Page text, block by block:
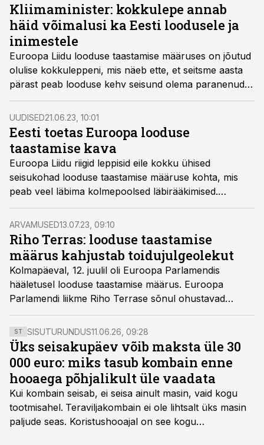
Kliimaminister: kokkulepe annab
häid võimalusi ka Eesti loodusele ja
inimestele
Euroopa Liidu looduse taastamise määruses on jõutud
olulise kokkuleppeni, mis näeb ette, et seitsme aasta
pärast peab looduse kehv seisund olema paranenud
20% EL maismaast ja 20% merest. Määruse
jõustumisel saavad loodust taastavad toimetamised
hoogu juurde üle Euroopa ning Eesti saab jagada oma
kogemusi muuhulgas soode, pärandniitude ja jõgede
voolusängide taastamisel ning kalade kudealade ja
rändeteede seisundi parandamisel.
UUDISED21.06.23, 10:01
Eesti toetas Euroopa looduse
taastamise kava
Euroopa Liidu riigid leppisid eile kokku ühised
seisukohad looduse taastamise määruse kohta, mis
peab veel läbima kolmepoolsed läbirääkimised.
Praeguse kokkuleppe järgi tuleb 2030. aastaks
taastada 30% aladest, kus asuvad halvas seisus
olevate kaitstavate liikide elupaigad ja elupaigatüübid.
Määrus näeb ette ka kuivendatud turbaalade
looduslikkuse taastamist.
ARVAMUSED13.07.23, 09:10
Riho Terras: looduse taastamise
määrus kahjustab toidujulgeolekut
Kolmapäeval, 12. juulil oli Euroopa Parlamendis
hääletusel looduse taastamise määrus. Euroopa
Parlamendi liikme Riho Terrase sõnul ohustavad
plaanitavad muudatused toidujulgeolekut ja
ettevõtluskeskkonda.
ST SISUTURUNDUS11.06.26, 09:28
Üks seisakupäev võib maksta üle 30
000 euro: miks tasub kombain enne
hooaega põhjalikult üle vaadata
Kui kombain seisab, ei seisa ainult masin, vaid kogu
tootmisahel. Teraviljakombain ei ole lihtsalt üks masin
paljude seas. Koristushooajal on see kogu